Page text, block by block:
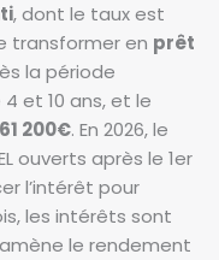
, dont le taux est
transformer en prêt
la période
et 10 ans, et le
61 200€. En 2026, le
ouverts après le 1er
l’intérêt pour
les intérêts sont
le rendement